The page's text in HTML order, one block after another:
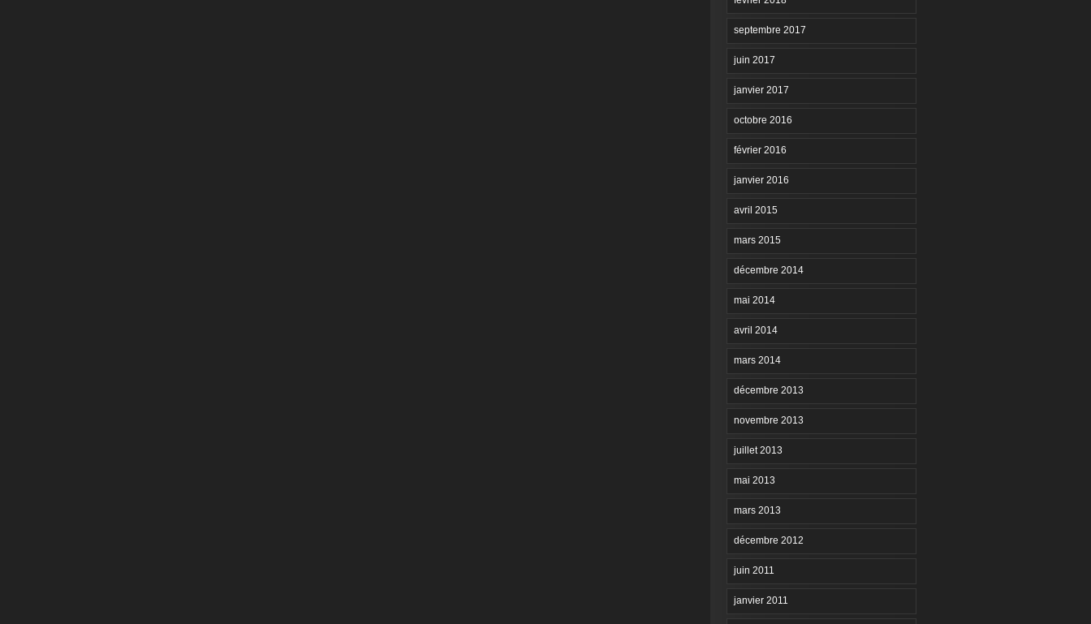
septembre 2017
juin 2017
janvier 2017
octobre 2016
février 2016
janvier 2016
avril 2015
mars 2015
décembre 2014
mai 2014
avril 2014
mars 2014
décembre 2013
novembre 2013
juillet 2013
mai 2013
mars 2013
décembre 2012
juin 2011
janvier 2011